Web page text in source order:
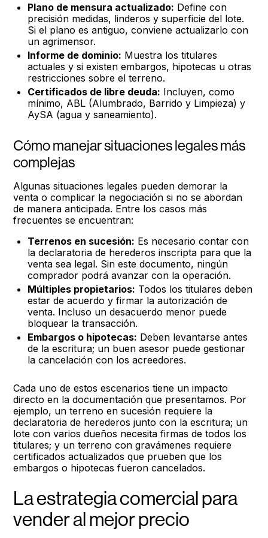
Plano de mensura actualizado: Define con
precisión medidas, linderos y superficie del lote.
Si el plano es antiguo, conviene actualizarlo con
un agrimensor.
Informe de dominio: Muestra los titulares
actuales y si existen embargos, hipotecas u otras
restricciones sobre el terreno.
Certificados de libre deuda: Incluyen, como
mínimo, ABL (Alumbrado, Barrido y Limpieza) y
AySA (agua y saneamiento).
Cómo manejar situaciones legales más
complejas
Algunas situaciones legales pueden demorar la
venta o complicar la negociación si no se abordan
de manera anticipada. Entre los casos más
frecuentes se encuentran:
Terrenos en sucesión: Es necesario contar con
la declaratoria de herederos inscripta para que la
venta sea legal. Sin este documento, ningún
comprador podrá avanzar con la operación.
Múltiples propietarios: Todos los titulares deben
estar de acuerdo y firmar la autorización de
venta. Incluso un desacuerdo menor puede
bloquear la transacción.
Embargos o hipotecas: Deben levantarse antes
de la escritura; un buen asesor puede gestionar
la cancelación con los acreedores.
Cada uno de estos escenarios tiene un impacto
directo en la documentación que presentamos. Por
ejemplo, un terreno en sucesión requiere la
declaratoria de herederos junto con la escritura; un
lote con varios dueños necesita firmas de todos los
titulares; y un terreno con gravámenes requiere
certificados actualizados que prueben que los
embargos o hipotecas fueron cancelados.
La estrategia comercial para
vender al mejor precio